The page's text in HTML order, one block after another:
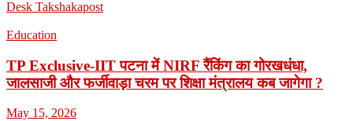
Desk Takshakapost
Education
TP Exclusive-IIT पटना में NIRF रैंकिंग का गोरखधंधा,
जालसाजी और फर्जीवाड़ा चरम पर शिक्षा मंत्रालय कब जागेगा ?
May 15, 2026